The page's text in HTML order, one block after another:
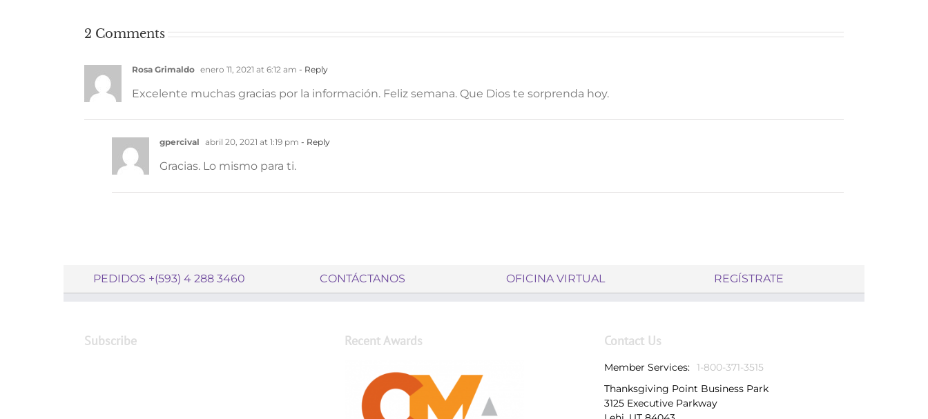
2 Comments
Rosa Grimaldo enero 11, 2021 at 6:12 am - Reply
Excelente muchas gracias por la información. Feliz semana. Que Dios te sorprenda hoy.
gpercival abril 20, 2021 at 1:19 pm - Reply
Gracias. Lo mismo para ti.
PEDIDOS +(593) 4 288 3460 CONTÁCTANOS OFICINA VIRTUAL REGÍSTRATE
Subscribe Recent Awards Contact Us
Member Services: 1-800-371-3515
Thanksgiving Point Business Park
3125 Executive Parkway